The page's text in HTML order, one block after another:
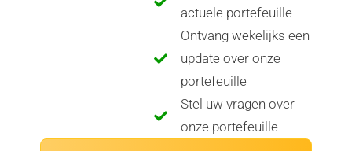
actuele portefeuille
Ontvang wekelijks een
update over onze
portefeuille
Stel uw vragen over
onze portefeuille